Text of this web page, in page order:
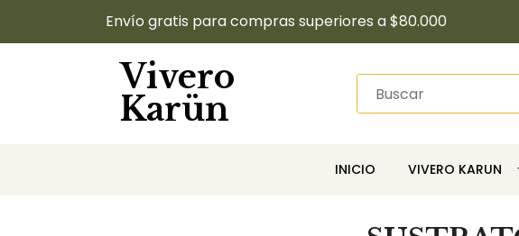
Envío gratis para compras superiores a $80.000
Vivero
Karün
INICIO VIVERO KARUN